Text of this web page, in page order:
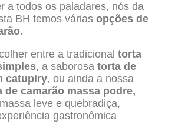
a todos os paladares, nós da
BH temos várias opções de
entre a tradicional torta
, a saborosa torta de
catupiry, ou ainda a nossa
de camarão massa podre,
leve e quebradiça,
gastronômica